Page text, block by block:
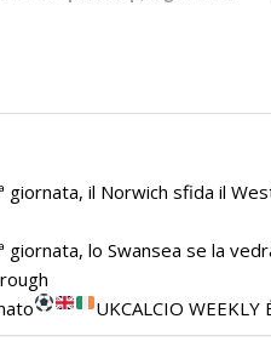
giornata, il Norwich sfida il
giornata, lo Swansea se la
UKCALCIO WEEKLY